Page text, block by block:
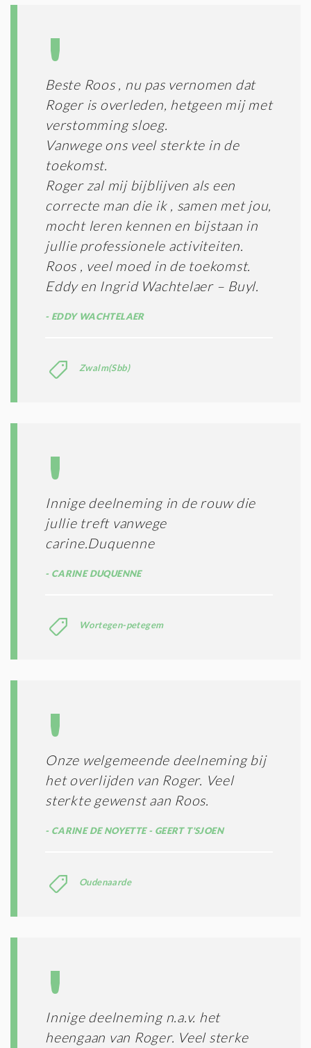
Beste Roos , nu pas vernomen dat
Roger is overleden, hetgeen mij met
verstomming sloeg.
Vanwege ons veel sterkte in de
toekomst.
Roger zal mij bijblijven als een
correcte man die ik , samen met jou,
mocht leren kennen en bijstaan in
jullie professionele activiteiten.
Roos , veel moed in de toekomst.
Eddy en Ingrid Wachtelaer – Buyl.
EDDY WACHTELAER
Zwalm(Sbb)
Innige deelneming in de rouw die
jullie treft vanwege
carine.Duquenne
CARINE DUQUENNE
Wortegen-petegem
Onze welgemeende deelneming bij
het overlijden van Roger. Veel
sterkte gewenst aan Roos.
CARINE DE NOYETTE - GEERT T'SJOEN
Oudenaarde
Innige deelneming n.a.v. het
heengaan van Roger. Veel sterke